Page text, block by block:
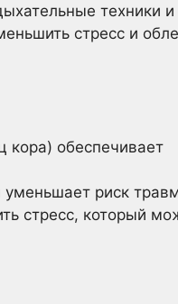
техники и
стресс и
обеспечивает
риск
стресс, который